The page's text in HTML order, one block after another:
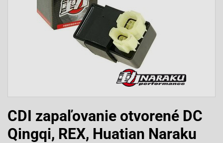
CDI zapaľovanie otvorené DC
Qingqi, REX, Huatian Naraku